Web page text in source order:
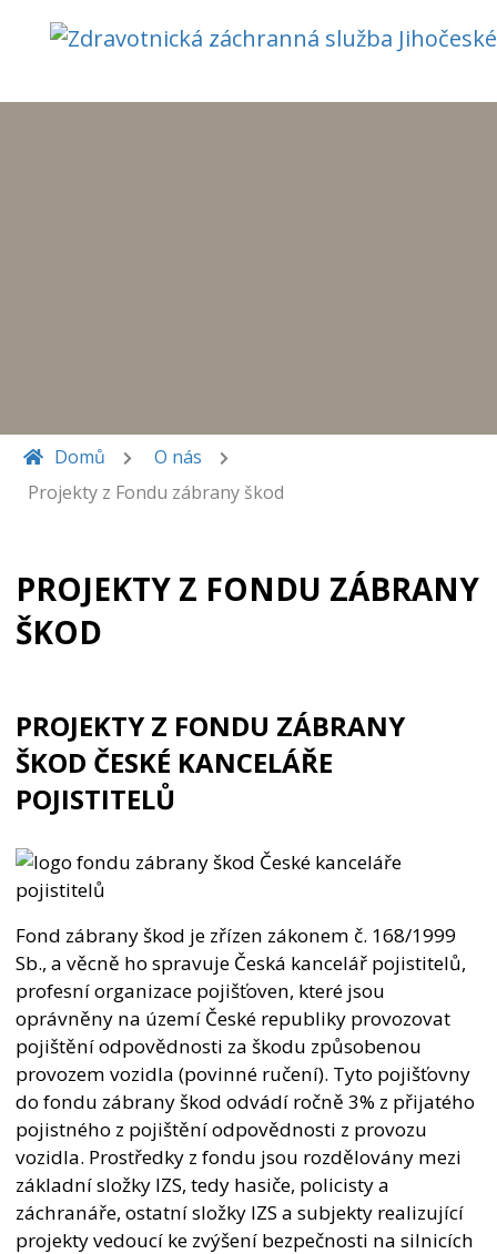
Domů
O nás
Projekty z Fondu zábrany škod
PROJEKTY Z FONDU ZÁBRANY
ŠKOD
PROJEKTY Z FONDU ZÁBRANY
ŠKOD ČESKÉ KANCELÁŘE
POJISTITELŮ
Fond zábrany škod je zřízen zákonem č. 168/1999
Sb., a věcně ho spravuje Česká kancelář pojistitelů,
profesní organizace pojišťoven, které jsou
oprávněny na území České republiky provozovat
pojištění odpovědnosti za škodu způsobenou
provozem vozidla (povinné ručení). Tyto pojišťovny
do fondu zábrany škod odvádí ročně 3% z přijatého
pojistného z pojištění odpovědnosti z provozu
vozidla. Prostředky z fondu jsou rozdělovány mezi
základní složky IZS, tedy hasiče, policisty a
záchranáře, ostatní složky IZS a subjekty realizující
projekty vedoucí ke zvýšení bezpečnosti na silnicích